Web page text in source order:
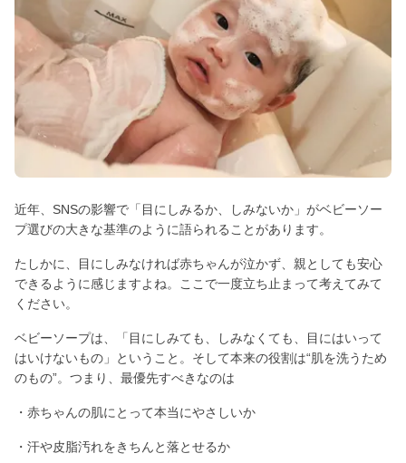
近年、SNSの影響で「目にしみるか、しみないか」がベビーソー
プ選びの大きな基準のように語られることがあります。
たしかに、目にしみなければ赤ちゃんが泣かず、親としても安心
できるように感じますよね。ここで一度立ち止まって考えてみて
ください。
ベビーソープは、「目にしみても、しみなくても、目にはいって
はいけないもの」ということ。そして本来の役割は“肌を洗うため
のもの”。つまり、最優先すべきなのは
・赤ちゃんの肌にとって本当にやさしいか
・汗や皮脂汚れをきちんと落とせるか